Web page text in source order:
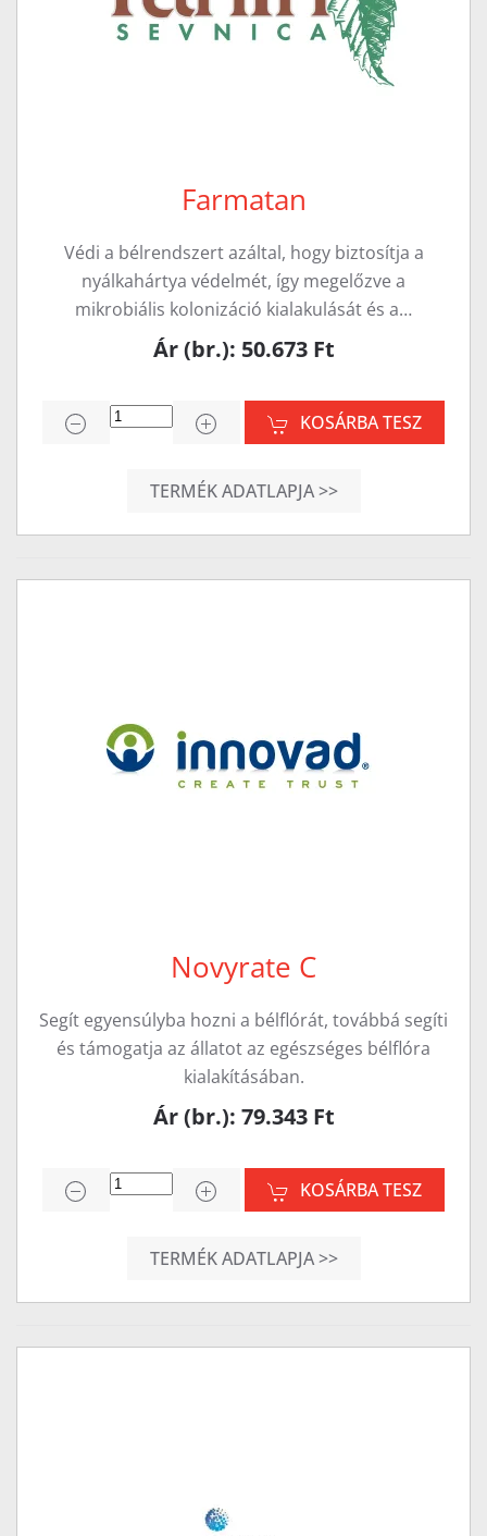
Farmatan
Védi a bélrendszert azáltal, hogy biztosítja a
nyálkahártya védelmét, így megelőzve a
mikrobiális kolonizáció kialakulását és a…
Ár (br.): 50.673 Ft
KOSÁRBA TESZ
TERMÉK ADATLAPJA >>
Novyrate C
Segít egyensúlyba hozni a bélflórát, továbbá segíti
és támogatja az állatot az egészséges bélflóra
kialakításában.
Ár (br.): 79.343 Ft
KOSÁRBA TESZ
TERMÉK ADATLAPJA >>